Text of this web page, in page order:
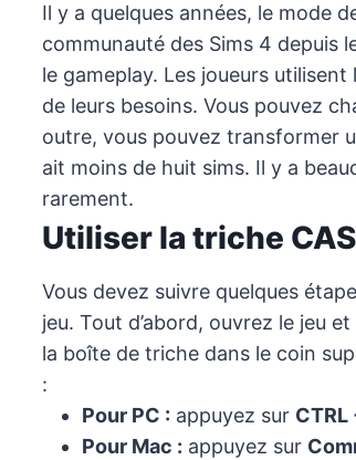
Il y a quelques années, le mode
communauté des Sims 4 depuis
le gameplay. Les joueurs
de leurs besoins. Vous pouvez
outre, vous pouvez transformer
ait moins de huit sims. Il y a
rarement.
Utiliser la triche
Vous devez suivre quelques
jeu. Tout d’abord, ouvrez le jeu
la boîte de triche dans le coin
:
Pour PC : appuyez sur CTRL
Pour Mac : appuyez sur